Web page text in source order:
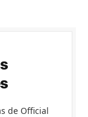
de Official